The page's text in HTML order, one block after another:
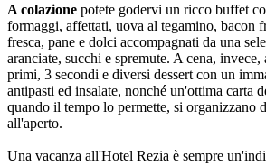
A colazione potete godervi un ricco buffet
formaggi, affettati, uova al tegamino, bacon
fresca, pane e dolci accompagnati da una
aranciate, succhi e spremute. A cena, invece,
primi, 3 secondi e diversi dessert con un
antipasti ed insalate, nonché un'ottima carta
quando il tempo lo permette, si organizzano
all'aperto.
Una vacanza all'Hotel Rezia è sempre